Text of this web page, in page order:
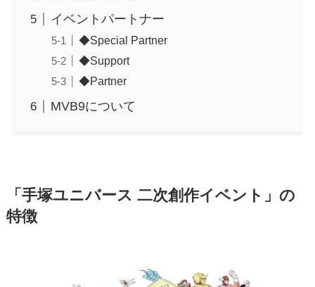
イベントパートナー
◆Special Partner
◆Support
◆Partner
MVB9について
「手塚ユニバース 二次創作イベント」の
特徴